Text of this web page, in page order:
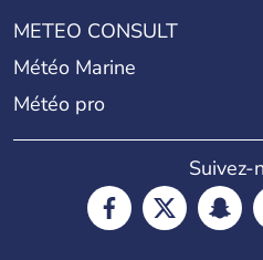
METEO CONSULT
Météo Marine
Météo pro
Suivez-